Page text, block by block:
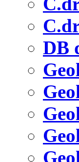
DB